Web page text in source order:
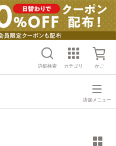
詳細検索 カテゴリ かご
店舗メニュー